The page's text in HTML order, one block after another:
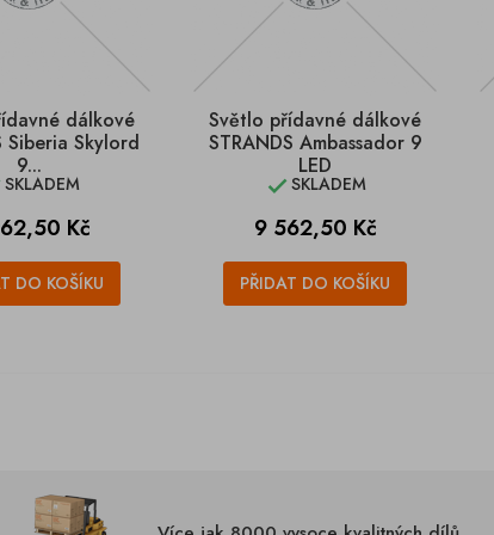
dálkové
Siberia Skylord
9...
SKLADEM
Kč
DO KOŠÍKU
Světlo přídavné dálkové
STRANDS Ambassador 9
LED
SKLADEM
Cena
9 562,50 Kč
PŘIDAT DO KOŠÍKU